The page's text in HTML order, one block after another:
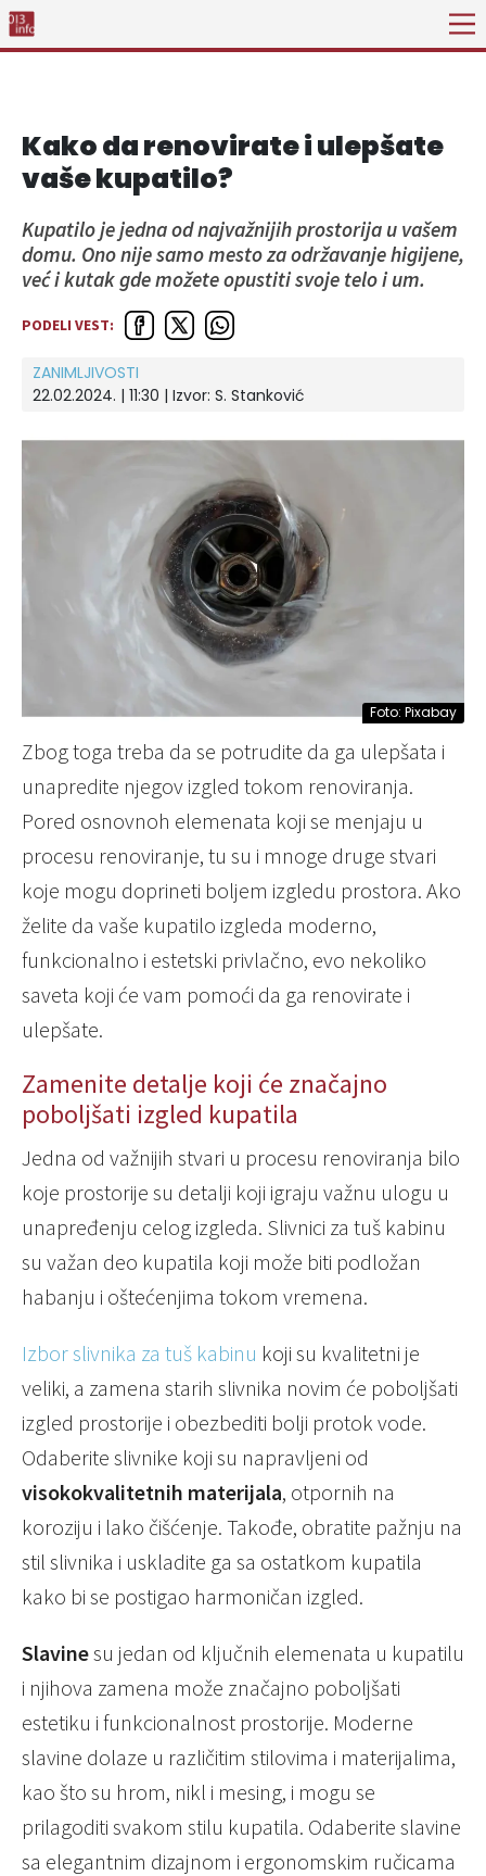
Kako da renovirate i ulepšate
vaše kupatilo?
Kupatilo je jedna od najvažnijih prostorija u vašem
domu. Ono nije samo mesto za održavanje higijene,
već i kutak gde možete opustiti svoje telo i um.
PODELI VEST:
ZANIMLJIVOSTI
22.02.2024. | 11:30 | Izvor: S. Stanković
Foto: Pixabay
Zbog toga treba da se potrudite da ga ulepšata i
unapredite njegov izgled tokom renoviranja.
Pored osnovnoh elemenata koji se menjaju u
procesu renoviranje, tu su i mnoge druge stvari
koje mogu doprineti boljem izgledu prostora. Ako
želite da vaše kupatilo izgleda moderno,
funkcionalno i estetski privlačno, evo nekoliko
saveta koji će vam pomoći da ga renovirate i
ulepšate.
Zamenite detalje koji će značajno
poboljšati izgled kupatila
Jedna od važnijih stvari u procesu renoviranja bilo
koje prostorije su detalji koji igraju važnu ulogu u
unapređenju celog izgleda. Slivnici za tuš kabinu
su važan deo kupatila koji može biti podložan
habanju i oštećenjima tokom vremena.
Izbor slivnika za tuš kabinu koji su kvalitetni je
veliki, a zamena starih slivnika novim će poboljšati
izgled prostorije i obezbediti bolji protok vode.
Odaberite slivnike koji su napravljeni od
visokokvalitetnih materijala, otpornih na
koroziju i lako čišćenje. Takođe, obratite pažnju na
stil slivnika i uskladite ga sa ostatkom kupatila
kako bi se postigao harmoničan izgled.
Slavinesu jedan od ključnih elemenata u kupatilu
i njihova zamena može značajno poboljšati
estetiku i funkcionalnost prostorije. Moderne
slavine dolaze u različitim stilovima i materijalima,
kao što su hrom, nikl i mesing, i mogu se
prilagoditi svakom stilu kupatila. Odaberite slavine
sa elegantnim dizajnom i ergonomskim ručicama